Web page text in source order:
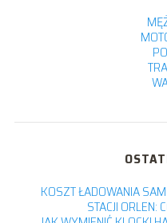
KOSZT ŁADOWANIA
STACJI ORLEN: